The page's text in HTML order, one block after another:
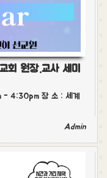
회 원장.교사 세미
- 4:30pm 장 소 : 세계
Admin